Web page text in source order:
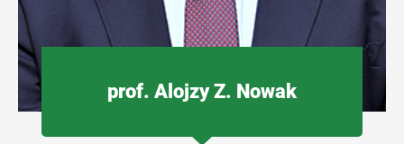
prof. Alojzy Z. Nowak